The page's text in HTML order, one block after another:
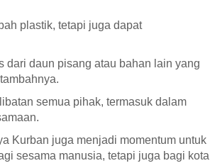
plastik, tetapi juga dapat
dari daun pisang atau bahan lain yang
semua pihak, termasuk dalam
Kurban juga menjadi momentum untuk
sesama manusia, tetapi juga bagi kota